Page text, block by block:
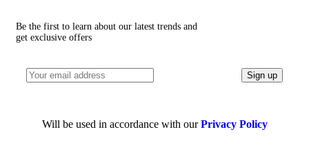
Be the first to learn about our latest trends and
get exclusive offers
Will be used in accordance with ourPrivacy Policy